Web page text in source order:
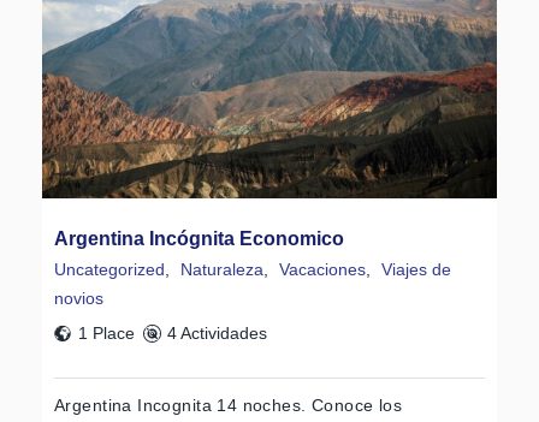
Argentina Incógnita Economico
Uncategorized Naturaleza Vacaciones
Viajes de
novios
1 Place
4 Actividades
Argentina Incognita 14 noches. Conoce los